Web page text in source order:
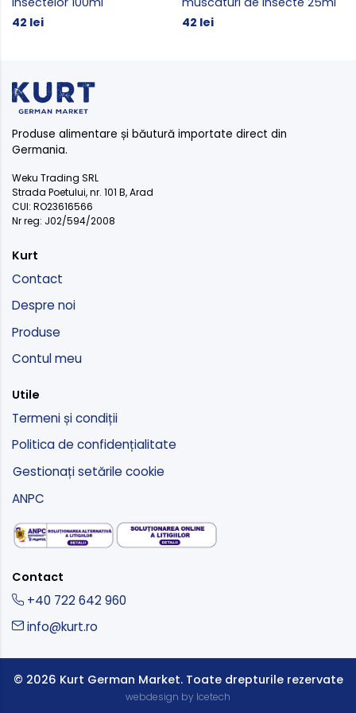
42 lei
42 lei
Produse alimentare și băutură importate direct din
Germania.
Weku Trading SRL
Strada Poetului, nr. 101 B, Arad
CUI: RO23616566
Nr reg: J02/594/2008
Kurt
Contact
Despre noi
Produse
Contul meu
Utile
Termeni și condiții
Politica de confidențialitate
Gestionați setările cookie
ANPC
Contact
+40 722 642 960
info@kurt.ro
© 2026 Kurt German Market. Toate drepturile rezervate
webdesign by Icetech